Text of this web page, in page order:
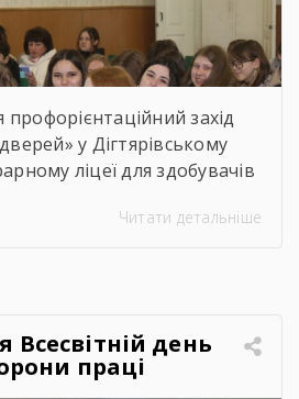
профорієнтаційний захід
у Дігтярівському
ліцеї для здобувачів
Всіх учасників заходу
заступник директора з
роботи Сергій
абітурієнтів було
Читати детальніше
Всесвітній день
праці